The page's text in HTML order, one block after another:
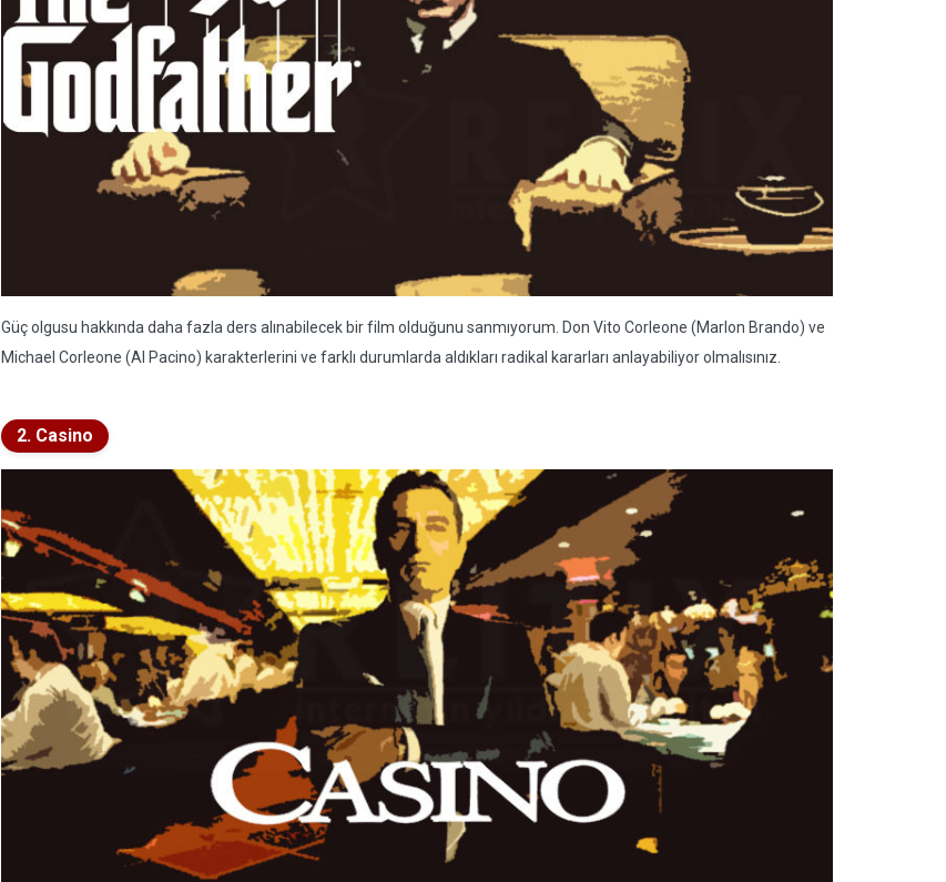
Güç olgusu hakkında daha fazla ders alınabilecek bir film olduğunu sanmıyorum. Don Vito Corleone (Marlon Brando) ve
Michael Corleone (Al Pacino) karakterlerini ve farklı durumlarda aldıkları radikal kararları anlayabiliyor olmalısınız.
2. Casino